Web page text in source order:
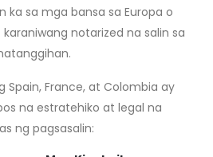
ka sa mga bansa sa Europa o
notarized na salin sa
Spain, France, at Colombia ay
na estratehiko at legal na
ng pagsasalin: